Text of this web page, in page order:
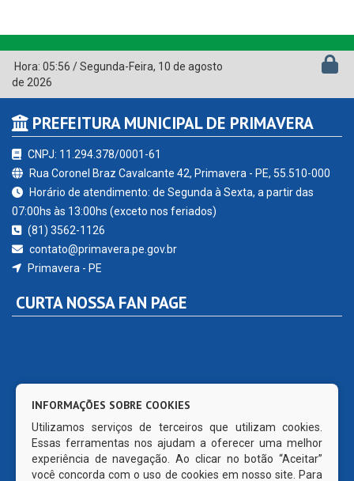
Hora: 05:56 /Segunda-Feira, 10 de agosto
de 2026
PREFEITURA MUNICIPAL DE PRIMAVERA
CNPJ: 11.294.378/0001-61
Rua Coronel Braz Cavalcante 42, Primavera - PE, 55.510-000
Horário de atendimento: de Segunda à Sexta, a partir das
07:00hs às 13:00hs (exceto nos feriados)
(81) 3562-1126
contato@primavera.pe.gov.br
Primavera - PE
CURTA NOSSA FAN PAGE
INFORMAÇÕES SOBRE COOKIES
Utilizamos serviços de terceiros que utilizam cookies.
Essas ferramentas nos ajudam a oferecer uma melhor
experiência de navegação. Ao clicar no botão “Aceitar”
você concorda com o uso de cookies em nosso site. Para